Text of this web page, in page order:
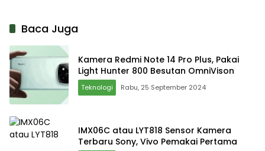
Baca Juga
Kamera Redmi Note 14 Pro Plus, Pakai
Light Hunter 800 Besutan OmniVison
Teknologi Rabu, 25 September 2024
IMX06C atau LYT818 Sensor Kamera
Terbaru Sony, Vivo Pemakai Pertama